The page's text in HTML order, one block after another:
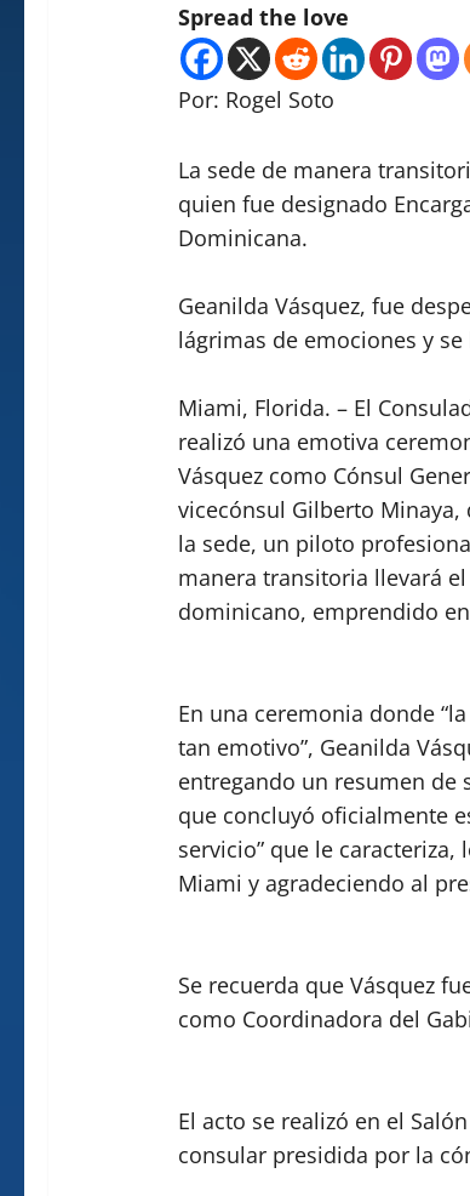
Spread the love
Por: Rogel Soto
La sede de manera
quien fue designado
Dominicana.
Geanilda Vásquez, fue
lágrimas de emociones y
Miami, Florida. – El
realizó una emotiva
Vásquez como Cónsul
vicecónsul Gilberto Minaya,
la sede, un piloto
manera transitoria llevará
dominicano, emprendido
En una ceremonia donde
tan emotivo”, Geanilda
entregando un resumen de
que concluyó oficialmente
servicio” que le
Miami y agradeciendo al
Se recuerda que Vásquez
como Coordinadora del
El acto se realizó en el
consular presidida por la